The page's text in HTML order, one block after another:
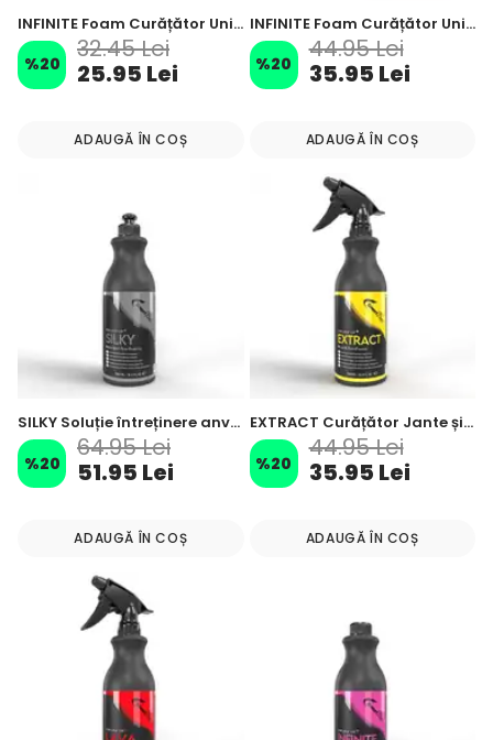
INFINITE Foam Curățător Universal Auto Interior & Exterior APC cu Pompă Spumantă – 200 ml
%20
32.45 Lei
25.95 Lei
ADAUGĂ ÎN COȘ
INFINITE Foam Curățător Universal Auto Interior & Exterior APC cu Spray Spumant – 1000 ml
%20
44.95 Lei
35.95 Lei
ADAUGĂ ÎN COȘ
SILKY Soluție întreținere anvelope mat satinat – 500 ml
%20
64.95 Lei
51.95 Lei
ADAUGĂ ÎN COȘ
EXTRACT Curățător Jante și Anvelope – 500 ml
%20
44.95 Lei
35.95 Lei
ADAUGĂ ÎN COȘ